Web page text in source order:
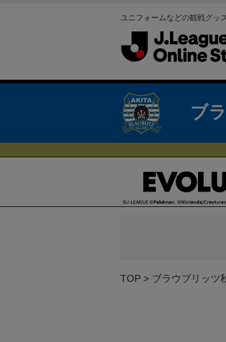
ユニフォームなどの観戦グッ
ブ
TOP ブラウブリッツ